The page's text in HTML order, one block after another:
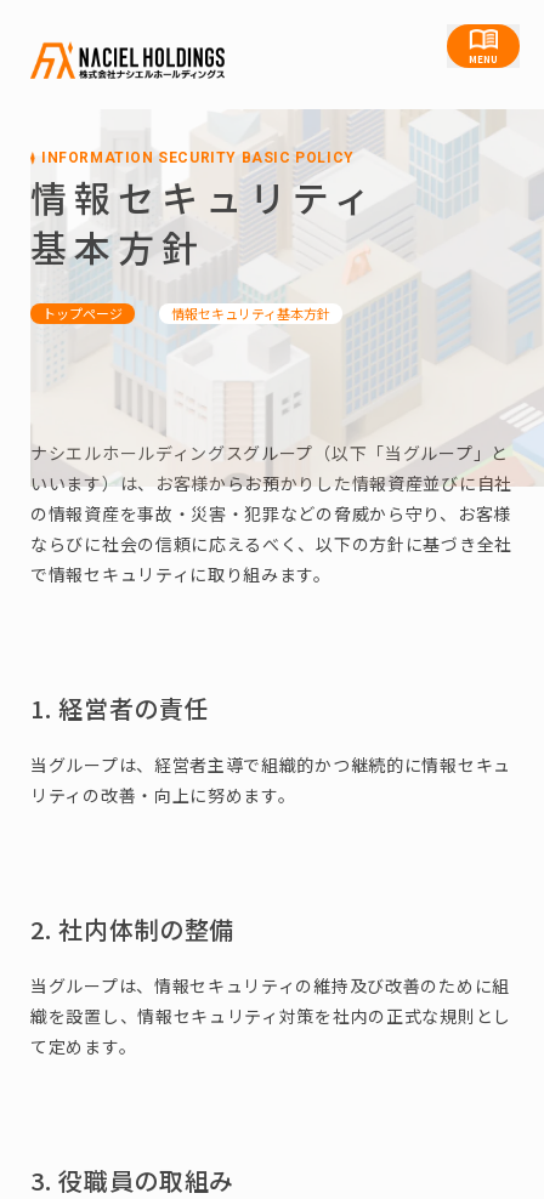
MENU
INFORMATION SECURITY BASIC POLICY
情報セキュリティ
基本方針
トップページ 情報セキュリティ基本方針
ナシエルホールディングスグループ（以下「当グループ」と
いいます）は、お客様からお預かりした情報資産並びに自社
の情報資産を事故・災害・犯罪などの脅威から守り、お客様
ならびに社会の信頼に応えるべく、以下の方針に基づき全社
で情報セキュリティに取り組みます。
1. 経営者の責任
当グループは、経営者主導で組織的かつ継続的に情報セキュ
リティの改善・向上に努めます。
2. 社内体制の整備
当グループは、情報セキュリティの維持及び改善のために組
織を設置し、情報セキュリティ対策を社内の正式な規則とし
て定めます。
3. 役職員の取組み